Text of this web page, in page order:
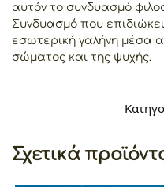
αυτόν το συνδυασμό
Συνδυασμό που
εσωτερική γαλήνη μέσα
σώματος και της ψυχής.
Σχετικά